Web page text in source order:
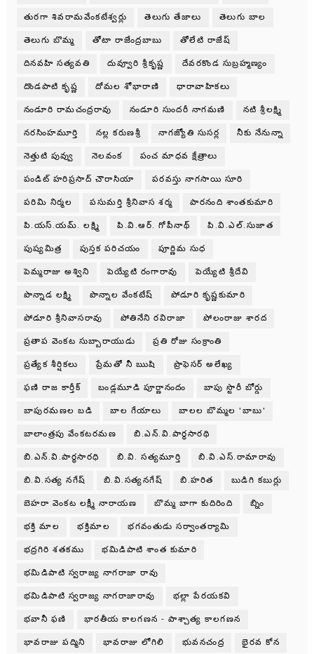
తురగా శివరామవేంకటేశ్వర్లు తెలుగు తేజాలు తెలుగు బాల
తెలుగు బొమ్మ తోటా రాజేంద్రబాబు తోలేటి రాజేష్
దినవహి సత్యవతి దువ్వూరి శ్రీకృష్ణ దేవరకొండ సుబ్రహ్మణ్యం
దొండపాటి కృష్ణ దోమల శోభారాణి ధారావాహికలు
నండూరి రామచంద్రరావు నండూరి సుందరీ నాగమణి నటి శ్రీలక్ష్మి
నరసింహమూర్తి నల్ల కరుణశ్రీ నాగజ్యోతి సుసర్ల నీకు నేనున్నా
నెత్తుటి పువ్వు నెలవంక పంచ మాధవ క్షేత్రాలు
పండిట్ హరిప్రసాద్ చౌరాసియా పరవస్తు నాగసాయి సూరి
పరిమి నిర్మల పసుమర్తి శ్రీనివాస శర్మ పారనంది శాంతకుమారి
పి.యస్.యమ్. లక్ష్మి పి.వి.ఆర్. గోపీనాథ్ పి.వి.ఎల్.సుజాత
పుష్యమిత్ర పుస్తక పరిచయం పూర్ణిమ సుధ
పెమ్మరాజు అశ్విని పెయ్యేటి రంగారావు పెయ్యేటి శ్రీదేవి
పొన్నాడ లక్ష్మి పొన్నాల వేంకటేష్ పోడూరి కృష్ణకుమారి
పోడూరి శ్రీనివాసరావు పోతినేని రవిరాజా పోలంరాజు శారద
ప్రతాప వెంకట సుబ్బారాయుడు ప్రతి రోజు సంక్రాంతి
ప్రత్యేక శీర్షికలు ప్రేమతో నీ ఋషి ప్రొఫెసర్ అలేఖ్య
ఫణి రాజ కార్తీక్ బండ్లమూడి పూర్ణానందం బాపు స్టొరీ బోర్డు
బాపురమణల బడి బాల గేయాలు బాలల బొమ్మల 'బాబు'
బాలాంత్రపు వేంకటరమణ బి.ఎన్.వి.పార్థసారథి
బి.ఎన్.వి.పార్ధసారధి బి.వి. సత్యమూర్తి బి.వి.ఎస్.రామారావు
బి.వి.సత్య నగేష్ బి.వి.సత్యనగేష్ బి.హరిత బుడిగి కబుర్లు
బెహరా వెంకట లక్ష్మీ నారాయణ బొమ్మ బాగా కుదిరింది బ్నిం
భక్తి మాల భక్తిమాల భగవంతుడు సర్వాంతర్యామి
భద్రగిరి శతకము భమిడిపాటి శాంత కుమారి
భమిడిపాటి స్వరాజ్య నాగరాజా రావు
భమిడిపాటి స్వరాజ్య నాగరాజారావు భల్లా పేరయకవి
భవానీ ఫణి భారతీయ కాలగణన - పాశ్చాత్య కాలగణన
భావరాజు పద్మిని భావరాజు లోగిలి భువనచంద్ర భైరవ కోన